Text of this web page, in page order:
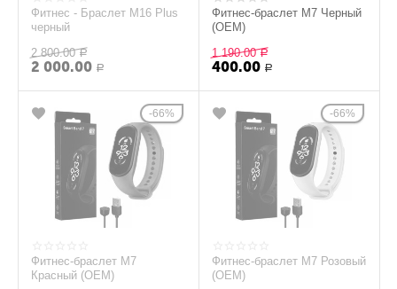
Фитнес - Браслет M16 Plus
черный
2 800.00 Р
2 000.00 Р
Фитнес-браслет M7 Черный
(OEM)
1 190.00 Р
400.00 Р
66%
Фитнес-браслет M7
Красный (OEM)
66%
Фитнес-браслет M7 Розовый
(OEM)